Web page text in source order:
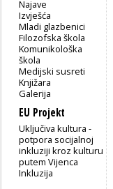
Najave
Izvješća
Mladi glazbenici
Filozofska škola
Komunikološka
škola
Medijski susreti
Knjižara
Galerija
EU Projekt
Uključiva kultura -
potpora socijalnoj
inkluziji kroz kulturu
putem Vijenca
Inkluzija